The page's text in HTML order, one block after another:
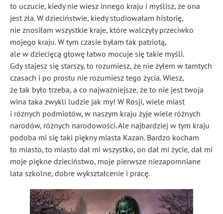
to uczucie, kiedy nie wiesz innego kraju i myślisz, że ona
jest zła. W dzieciństwie, kiedy studiowałam historię,
nie znosiłam wszystkie kraje, które walczyły przeciwko
mojego kraju. W tym czasie byłam tak patriotą,
ale w dziecięcą głowę łatwo mocuje się takie myśli.
Gdy stajesz się starszy, to rozumiesz, że nie żyłem w tamtych
czasach i po prostu nie rozumiesz tego życia. Wiesz,
że tak było trzeba, a co najważniejsze, że to nie jest twoja
wina taka zwykli ludzie jak my! W Rosji, wiele miast
i różnych podmiotów, w naszym kraju żyje wiele różnych
narodów, różnych narodowości. Ale najbardziej w tym kraju
podoba mi się taki piękny miasta Kazan. Bardzo kocham
to miasto, to miasto dał mi wszystko, on dał mi życie, dał mi
moje piękne dzieciństwo, moje pierwsze niezapomniane
lata szkolne, dobre wykształcenie i pracę.